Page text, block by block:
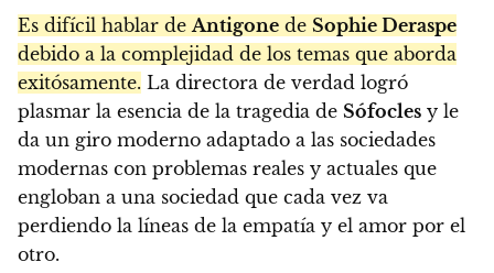
Es difícil hablar deAntigone de Sophie Deraspe
debido a la complejidad de los temas que aborda
exitósamente. La directora de verdad logró
plasmar la esencia de la tragedia de Sófocles y le
da un giro moderno adaptado a las sociedades
modernas con problemas reales y actuales que
engloban a una sociedad que cada vez va
perdiendo la líneas de la empatía y el amor por el
otro.